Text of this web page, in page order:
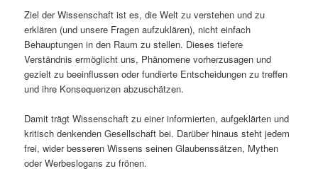
Ziel der Wissenschaft ist es, die Welt zu verstehen und zu
erklären (und unsere Fragen aufzuklären), nicht einfach
Behauptungen in den Raum zu stellen. Dieses tiefere
Verständnis ermöglicht uns, Phänomene vorherzusagen und
gezielt zu beeinflussen oder fundierte Entscheidungen zu treffen
und ihre Konsequenzen abzuschätzen.
Damit trägt Wissenschaft zu einer informierten, aufgeklärten und
kritisch denkenden Gesellschaft bei. Darüber hinaus steht jedem
frei, wider besseren Wissens seinen Glaubenssätzen, Mythen
oder Werbeslogans zu frönen.